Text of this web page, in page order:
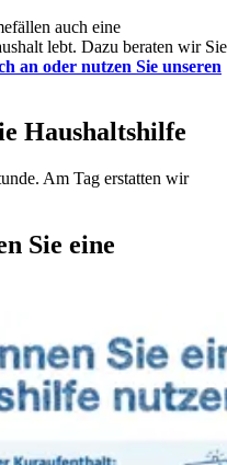
auch eine
lebt. Dazu beraten wir Sie
an oder nutzen Sie unseren
Haushaltshilfe
Am Tag erstatten wir
Sie eine